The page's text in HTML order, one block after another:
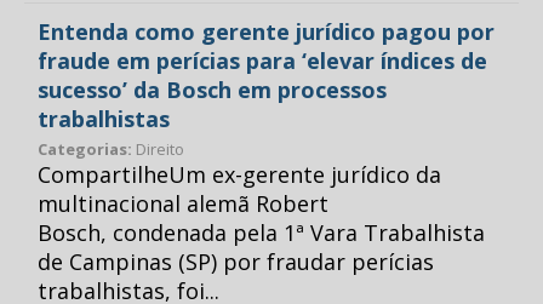
Entenda como gerente jurídico pagou por
fraude em perícias para ‘elevar índices de
sucesso’ da Bosch em processos
trabalhistas
Categorias: Direito
CompartilheUm ex-gerente jurídico da
multinacional alemã Robert
Bosch, condenada pela 1ª Vara Trabalhista
de Campinas (SP) por fraudar perícias
trabalhistas, foi...